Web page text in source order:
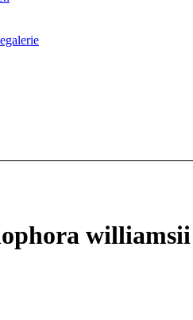
williamsii